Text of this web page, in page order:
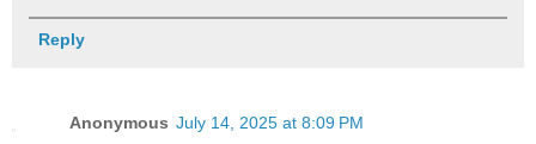
Reply
Anonymous July 14, 2025 at 8:09 PM